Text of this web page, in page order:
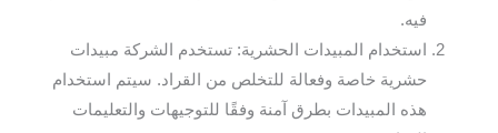
فيه.
استخدام المبيدات الحشرية: تستخدم الشركة مبيدات
حشرية خاصة وفعالة للتخلص من القراد. سيتم استخدام
هذه المبيدات بطرق آمنة وفقًا للتوجيهات والتعليمات